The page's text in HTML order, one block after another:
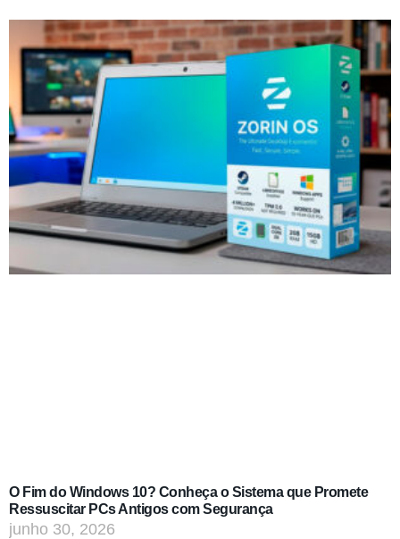
O Fim do Windows 10? Conheça o Sistema que Promete
Ressuscitar PCs Antigos com Segurança
junho 30, 2026